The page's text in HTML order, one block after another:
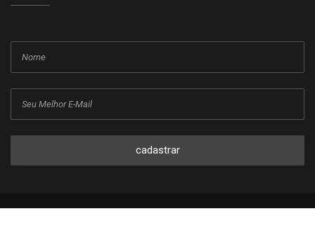
cadastrar